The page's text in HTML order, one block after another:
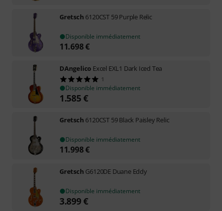
Gretsch 6120CST 59 Purple Relic
Disponible immédiatement
11.698€
DAngelico Excel EXL1 Dark Iced Tea
1
Disponible immédiatement
1.585€
Gretsch 6120CST 59 Black Paisley Relic
Disponible immédiatement
11.998€
Gretsch G6120DE Duane Eddy
Disponible immédiatement
3.899€